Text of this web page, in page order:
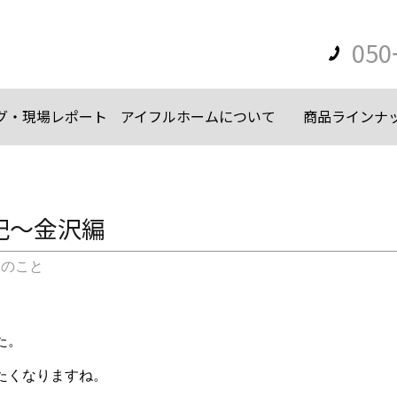
・現場レポート アイフルホームについて 商品ラインナ
〜金沢編
こと
なりますね。